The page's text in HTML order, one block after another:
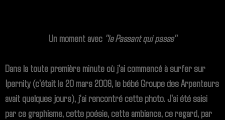
Un moment avec "le Passant qui passe"
Dans la toute première minute où j'ai commencé à surfer sur
Ipernity (c'était le 20 mars 2009, le bébé Groupe des Arpenteurs
avait quelques jours), j'ai rencontré cette photo. J'ai été saisi
par ce graphisme, cette poésie, cette ambiance, ce regard, par